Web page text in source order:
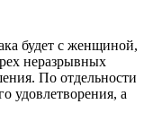
будет с женщиной,
неразрывных
По отдельности
удовлетворения, а